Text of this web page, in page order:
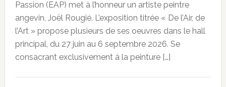
Passion (EAP) met à l’honneur un artiste peintre
angevin, Joël Rougié. L’exposition titrée « De l’Air, de
l’Art » propose plusieurs de ses oeuvres dans le hall
principal, du 27 juin au 6 septembre 2026. Se
consacrant exclusivement à la peinture […]